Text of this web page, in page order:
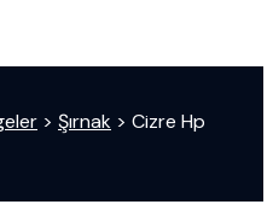
> Şırnak > Cizre Hp